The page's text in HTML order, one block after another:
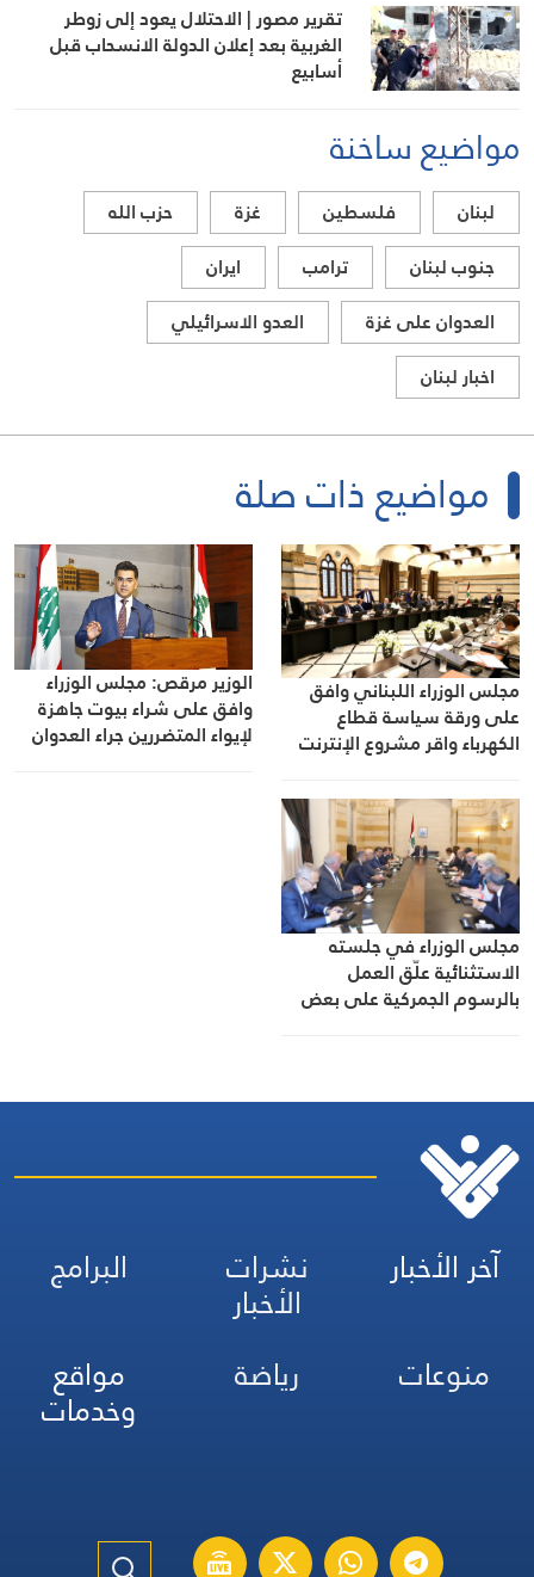
تقرير مصور | الاحتلال يعود إلى زوطر
الغربية بعد إعلان الدولة الانسحاب قبل
أسابيع
مواضيع ساخنة
لبنان فلسطين غزة
حزب الله
جنوب لبنان
ترامب
ايران
العدوان على غزة
العدو الاسرائيلي
اخبار لبنان
مواضيع ذات صلة
مجلس الوزراء اللبناني وافق
على ورقة سياسة قطاع
الكهرباء واقر مشروع الإنترنت
مديراً عاماً للمؤسسة العامة
للأسواق الاستهلاكية
الوزير مرقص: مجلس الوزراء
وافق على شراء بيوت جاهزة
لإيواء المتضررين جراء العدوان
مجلس الوزراء في جلسته
الاستثنائية علّق العمل
بالرسوم الجمركية على بعض
آخر الأخبار نشرات
الأخبار
البرامج
منوعات
رياضة مواقع
وخدمات